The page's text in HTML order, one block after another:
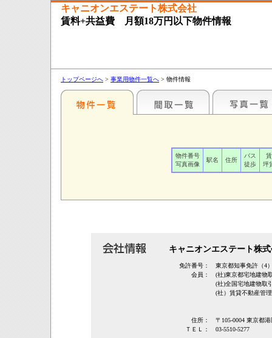
キャニオンエステート株式会社
賃料+共益費 月額18万円以下物件情報
トップページへ > 事業用物件一覧へ > 物件情報
物件番号
写真画像
駅名 住所
バス
徒歩
坪
キャニオンエステート株
免許番号：
東京都知事免許（4
会員：
(社)東京都宅地建
(社)全国宅地建物取
(社）賃貸不動産管
住所：
〒105-0004 東京都
ＴＥＬ：
03-5510-5277